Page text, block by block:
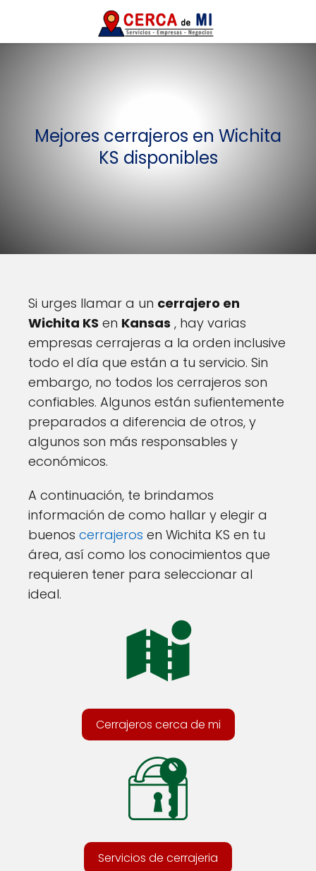
Mejores cerrajeros en Wichita
KS disponibles
Si urges llamar a un cerrajero en
Wichita KS en Kansas , hay varias
empresas cerrajeras a la orden inclusive
todo el día que están a tu servicio. Sin
embargo, no todos los cerrajeros son
confiables. Algunos están sufientemente
preparados a diferencia de otros, y
algunos son más responsables y
económicos.
A continuación, te brindamos
información de como hallar y elegir a
buenos cerrajeros en Wichita KS en tu
área, así como los conocimientos que
requieren tener para seleccionar al
ideal.
Cerrajeros cerca de mi
Servicios de cerrajeria